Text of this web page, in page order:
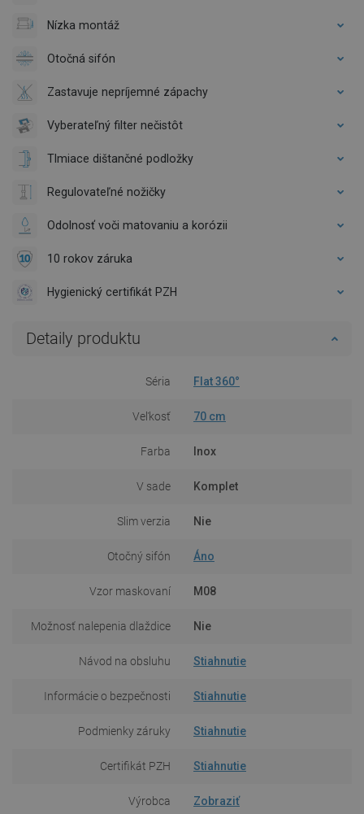
Nízka montáž
Otočná sifón
Zastavuje nepríjemné zápachy
Vyberateľný filter nečistôt
Tlmiace dištančné podložky
Regulovateľné nožičky
Odolnosť voči matovaniu a korózii
10 rokov záruka
Hygienický certifikát PZH
Detaily produktu
Séria Flat 360°
Veľkosť 70 cm
Farba Inox
V sade Komplet
Slim verzia Nie
Otočný sifón Áno
Vzor maskovaní M08
Možnosť nalepenia dlaždice Nie
Návod na obsluhu Stiahnutie
Informácie o bezpečnosti Stiahnutie
Podmienky záruky Stiahnutie
Certifikát PZH Stiahnutie
Výrobca Zobraziť